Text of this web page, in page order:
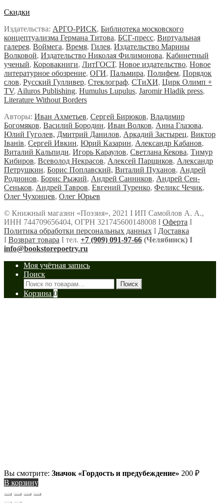
Скидки
Издательства: АРГО-РИСК, Библиотека московского
концептуализма Германа Титова, БСГ-пресс, Виртуальная
галерея, Воймега, Время, Гилея, Издательство Марины
Волковой, Издательство Николая Филимонова, Кабинетный
ученый, Коровакниги, ЛитГОСТ, Новое издательство, Новое
литературное обозрение, ОГИ, Пальмира, Полифем, Порядок
слов, Русский Гулливер, Стеклограф, СТиХИ, Цирк Олимп +
TV, Ailuros Publishing, Humulus Lupulus, Jaromir Hladik press,
Literature Without Borders
Авторы: Иван Ахметьев, Сергей Бирюков, Владимир
Богомяков, Василий Бородин, Иван Волков, Анна Глазова,
Юлий Гуголев, Дмитрий Данилов, Аркадий Застырец, Виктор
Iванiв, Сергей Ивкин, Юрий Казарин, Александр Кабанов,
Виталий Кальпиди, Игорь Караулов, Светлана Кекова, Тимур
Кибиров, Всеволод Некрасов, Алексей Парщиков, Александр
Петрушкин, Борис Поплавский, Виталий Пуханов, Андрей
Родионов, Борис Рыжий, Андрей Санников, Андрей Сен-
Сеньков, Андрей Тавров, Евгений Туренко, Феликс Чечик,
Олег Чухонцев, Олег Юрьев
© Книжный магазин «Поэзия», 2021 Ι ИП Самойлов А. А.,
ИНН 744709656404, ОГРН 321745600148008 Ι Оферта Ι
Политика обработки персональных данных Ι Доставка
Ι Возврат товара Ι тел. +7 (909) 091-97-66 (Челябинск) Ι
info@bookstorepoetry.ru
Моя учётная запись
Поиск
Искать:
Поиск
Корзина 0
Вы смотрите: Значок «Гордость и предубеждение» 200 ₽
В корзину